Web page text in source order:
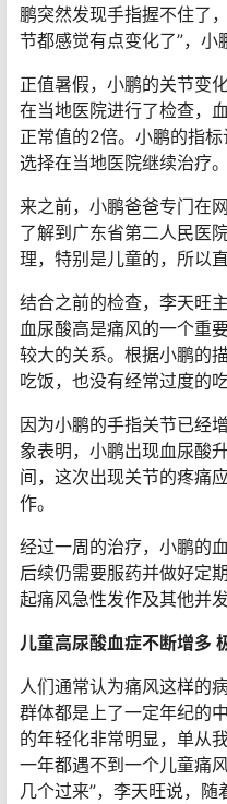
鹏突然发现手指握不住了
节都感觉有点变化了”，小
正值暑假，小鹏的关节变
在当地医院进行了检查，
正常值的2倍。小鹏的指
选择在当地医院继续治疗。
来之前，小鹏爸爸专门在
了解到广东省第二人民医
理，特别是儿童的，所以
结合之前的检查，李天旺
血尿酸高是痛风的一个重
较大的关系。根据小鹏的
吃饭，也没有经常过度的
因为小鹏的手指关节已经
象表明，小鹏出现血尿酸
间，这次出现关节的疼痛
作。
经过一周的治疗，小鹏的
后续仍需要服药并做好定
起痛风急性发作及其他并发
儿童高尿酸血症不断增多
人们通常认为痛风这样的
群体都是上了一定年纪的
的年轻化非常明显，单从
一年都遇不到一个儿童痛
几个过来”，李天旺说，